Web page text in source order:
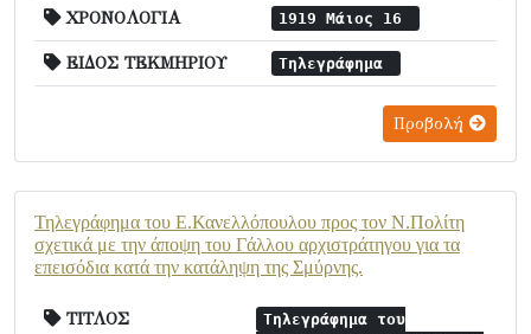
ΧΡΟΝΟΛΟΓΙΑ 1919 Μάιος 16
ΕΙΔΟΣ ΤΕΚΜΗΡΙΟΥ Τηλεγράφημα
Προβολή
Τηλεγράφημα του Ε.Κανελλόπουλου προς τον Ν.Πολίτη
σχετικά με την άποψη του Γάλλου αρχιστράτηγου για τα
επεισόδια κατά την κατάληψη της Σμύρνης.
ΤΙΤΛΟΣ
Τηλεγράφημα του